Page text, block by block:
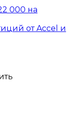
000 на
от Accel и